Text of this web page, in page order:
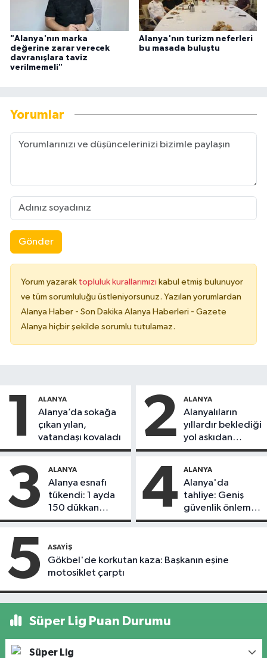
"Alanya'nın marka
değerine zarar verecek
davranışlara taviz
verilmemeli"
Alanya'nın turizm neferleri
bu masada buluştu
Yorumlar
Gönder
Yorum yazarak topluluk kurallarımızı kabul etmiş bulunuyor
ve tüm sorumluluğu üstleniyorsunuz. Yazılan yorumlardan
Alanya Haber - Son Dakika Alanya Haberleri - Gazete
Alanya hiçbir şekilde sorumlu tutulamaz.
1 ALANYA
Alanya’da sokağa
çıkan yılan,
vatandaşı kovaladı
2 ALANYA
Alanyalıların
yıllardır beklediği
yol askıdan
döndü
3 ALANYA
Alanya esnafı
tükendi: 1 ayda
150 dükkan
kapandı
4 ALANYA
Alanya'da
tahliye: Geniş
güvenlik önlemi
alındı
5 ASAYIŞ
Gökbel'de korkutan kaza: Başkanın eşine
motosiklet çarptı
Süper Lig Puan Durumu
Süper Lig